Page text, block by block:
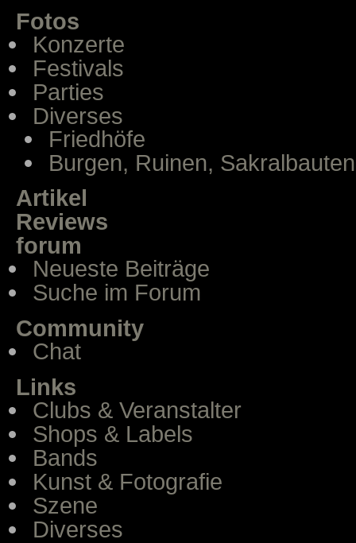
Fotos
Konzerte
Festivals
Parties
Diverses
Friedhöfe
Burgen, Ruinen, Sakralbauten
Artikel
Reviews
forum
Neueste Beiträge
Suche im Forum
Community
Chat
Links
Clubs & Veranstalter
Shops & Labels
Bands
Kunst & Fotografie
Szene
Diverses